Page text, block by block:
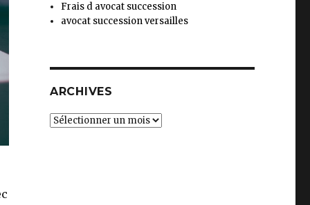
Frais d avocat succession
avocat succession versailles
ARCHIVES
Archives